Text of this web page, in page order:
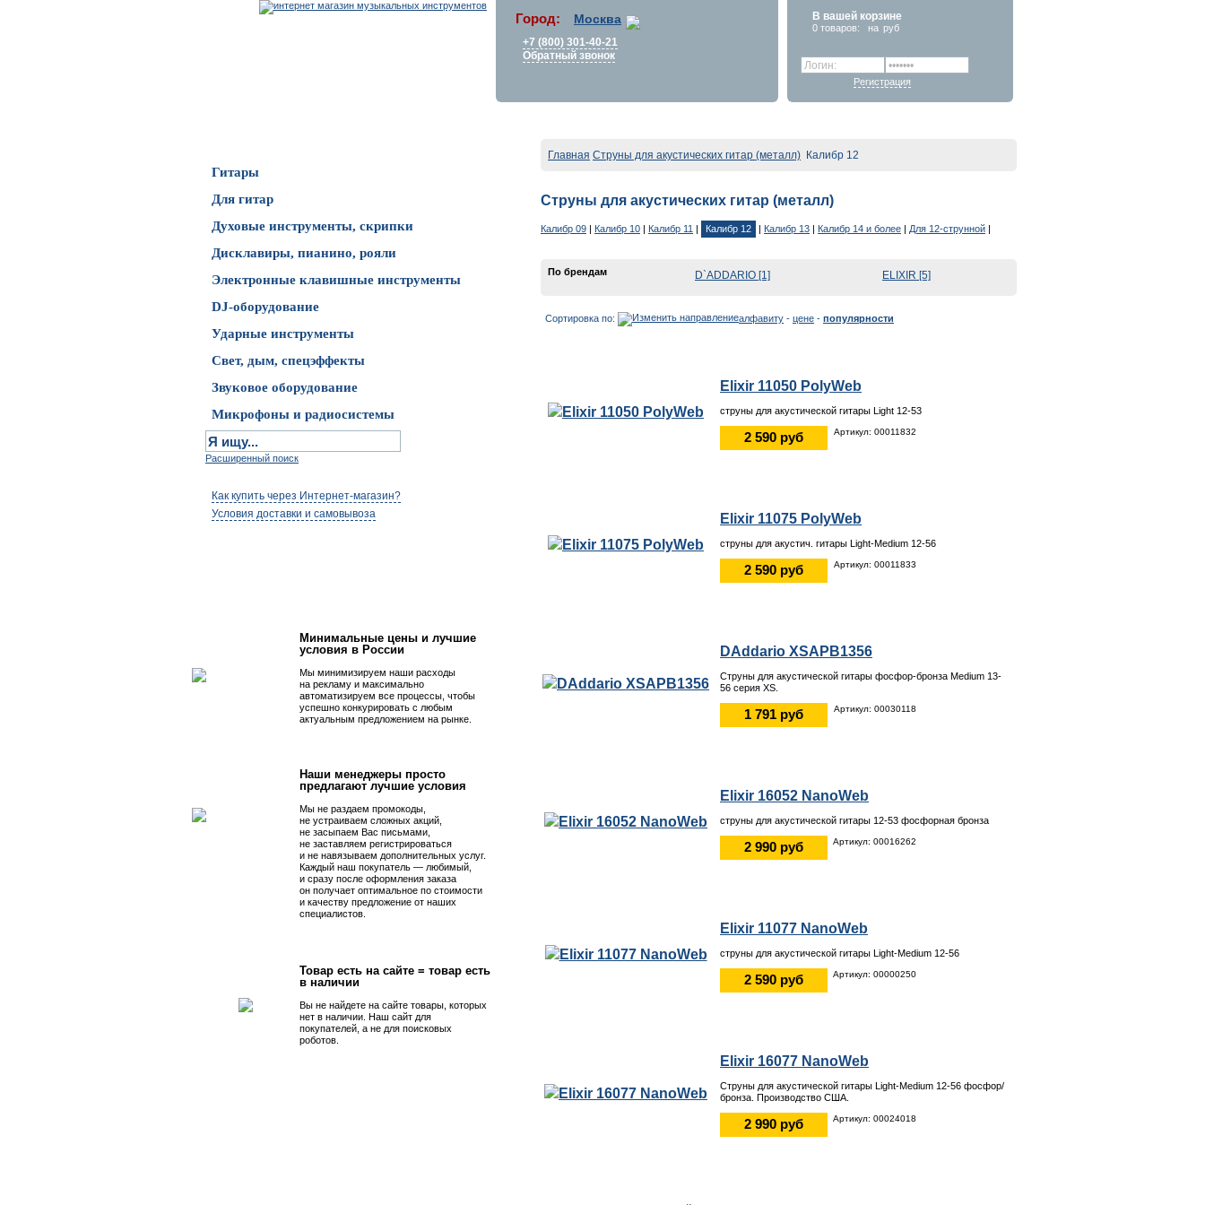
Город: Москва
+7 (800) 301-40-21
Обратный звонок
В вашей корзине
0 товаров: на руб
Регистрация
Гитары
Для гитар
Духовые инструменты, скрипки
Дисклавиры, пианино, рояли
Электронные клавишные инструменты
DJ-оборудование
Ударные инструменты
Свет, дым, спецэффекты
Звуковое оборудование
Микрофоны и радиосистемы
Расширенный поиск
Как купить через Интернет-магазин?
Условия доставки и самовывоза
Минимальные цены и лучшие
условия в России
Мы минимизируем наши расходы
на рекламу и максимально
автоматизируем все процессы, чтобы
успешно конкурировать с любым
актуальным предложением на рынке.
Наши менеджеры просто
предлагают лучшие условия
Мы не раздаем промокоды,
не устраиваем сложных акций,
не засыпаем Вас письмами,
не заставляем регистрироваться
и не навязываем дополнительных услуг.
Каждый наш покупатель — любимый,
и сразу после оформления заказа
он получает оптимальное по стоимости
и качеству предложение от наших
специалистов.
Товар есть на сайте = товар есть
в наличии
Вы не найдете на сайте товары, которых
нет в наличии. Наш сайт для
покупателей, а не для поисковых
роботов.
Главная Струны для акустических гитар (металл) Калибр 12
Струны для акустических гитар (металл)
Калибр 09 | Калибр 10 | Калибр 11 | Калибр 12 | Калибр 13 | Калибр 14 и более | Для 12-струнной |
По брендам D`ADDARIO [1] ELIXIR [5]
Сортировка по: алфавиту - цене - популярности
Elixir 11050 PolyWeb
струны для акустической гитары Light 12-53
2 590 руб Артикул: 00011832
Elixir 11075 PolyWeb
струны для акустич. гитары Light-Medium 12-56
2 590 руб Артикул: 00011833
DAddario XSAPB1356
Струны для акустической гитары фосфор-бронза Medium 13-
56 серия XS.
1 791 руб Артикул: 00030118
Elixir 16052 NanoWeb
струны для акустической гитары 12-53 фосфорная бронза
2 990 руб Артикул: 00016262
Elixir 11077 NanoWeb
струны для акустической гитары Light-Medium 12-56
2 590 руб Артикул: 00000250
Elixir 16077 NanoWeb
Струны для акустической гитары Light-Medium 12-56 фосфор/
бронза. Производство США.
2 990 руб Артикул: 00024018